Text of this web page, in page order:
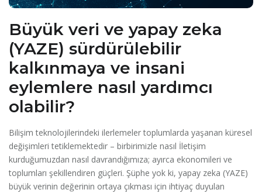
Büyük veri ve yapay zeka
(YAZE) sürdürülebilir
kalkınmaya ve insani
eylemlere nasıl yardımcı
olabilir?
Bilişim teknolojilerindeki ilerlemeler toplumlarda yaşanan küresel
değişimleri tetiklemektedir – birbirimizle nasıl İletişim
kurduğumuzdan nasıl davrandığımıza; ayırca ekonomileri ve
toplumları şekillendiren güçleri. Şüphe yok ki, yapay zeka (YAZE)
büyük verinin değerinin ortaya çıkması için ihtiyaç duyulan